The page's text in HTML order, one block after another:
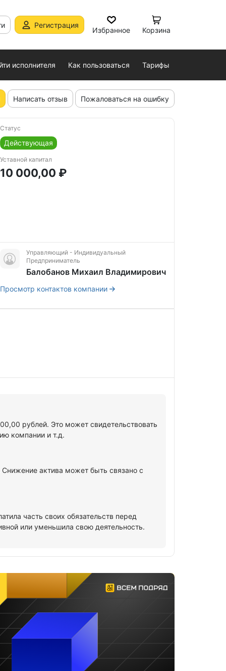
Регистрация
Избранное Корзина
исполнителя Как пользоваться Тарифы
Написать отзыв Пожаловаться на ошибку
Статус
Действующая
Уставной капитал
10 000,00 ₽
Управляющий - Индивидуальный
Предприниматель
Балобанов Михаил Владимирович
Просмотр контактов компании
рублей. Это может свидетельствовать
компании и т.д.
актива может быть связано с
часть своих обязательств перед
или уменьшила свою деятельность.